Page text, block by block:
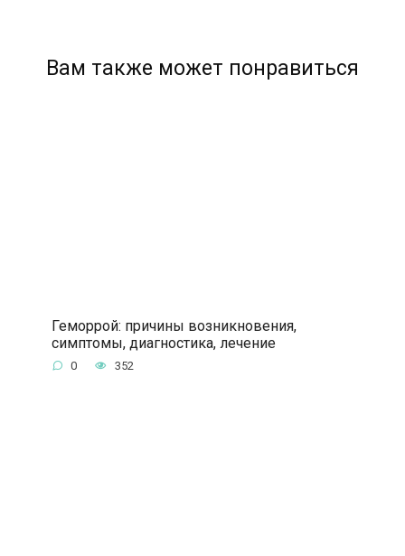
Вам также может понравиться
Геморрой: причины возникновения,
симптомы, диагностика, лечение
0 352